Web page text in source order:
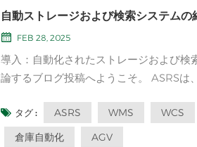
自動ストレージおよび検索システムの
FEB 28, 2025
導入：自動化されたストレージおよび検
論するブログ投稿へようこそ。 ASRSは
効率を向上させ、スペースの利用を最大
この記事では、ASRSの主要な機...
タグ : ASRS WMS WCS
倉庫自動化
AGV